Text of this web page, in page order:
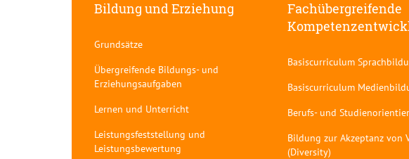
Bildung und Erziehung
Grundsätze
Übergreifende Bildungs- und
Erziehungsaufgaben
Lernen und Unterricht
Leistungsfeststellung und
Leistungsbewertung
Fachübergreifende
Basiscurriculum
Basiscurriculum
Berufs- und
Bildung zur Akzeptanz von
(Diversity)